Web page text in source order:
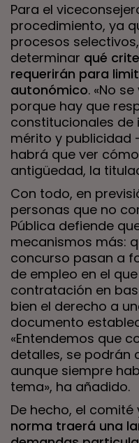
Para el
procedimiento, ya
procesos
determinar qué
requerirán para
autonómico. «No
porque hay que
constitucionales
mérito y publicidad
habrá que ver
antigüedad, la
Con todo, en
personas que no
Pública defiende
mecanismos más:
concurso pasan a
de empleo en el
contratación en
bien el derecho a
documento
«Entendemos que
detalles, se podrán
aunque siempre
tema», ha añadido.
De hecho, el
norma traerá una